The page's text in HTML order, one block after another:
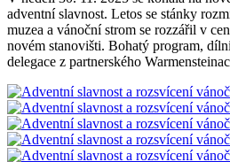
adventní slavnost. Letos se stánky
muzea a vánoční strom se rozzářil v
novém stanovišti. Bohatý program,
delegace z partnerského